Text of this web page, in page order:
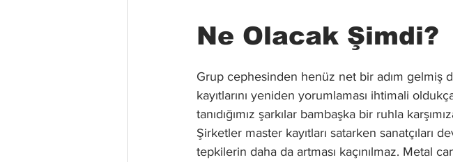
Ne Olacak Şimdi?
Grup cephesinden henüz net bir adım gelmiş
kayıtlarını yeniden yorumlaması ihtimali
tanıdığımız şarkılar bambaşka bir ruhla
Şirketler master kayıtları satarken sanatçıları
tepkilerin daha da artması kaçınılmaz. Metal